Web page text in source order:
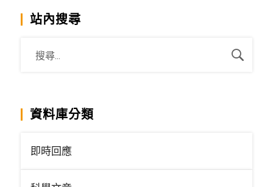
站內搜尋
資料庫分類
即時回應